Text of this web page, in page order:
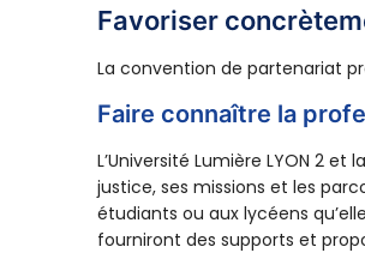
Favoriser
La convention de partenariat
Faire connaître la
L’Université Lumière LYON 2
justice, ses missions et les
étudiants ou aux lycéens
fourniront des supports et